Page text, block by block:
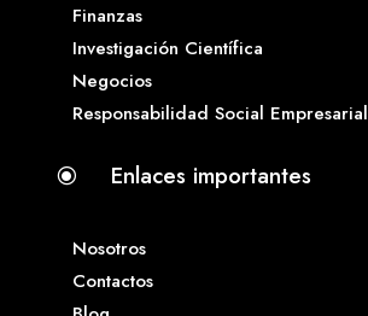
Finanzas
Investigación Científica
Negocios
Responsabilidad Social Empresarial
\ Enlaces importantes
Nosotros
Contactos